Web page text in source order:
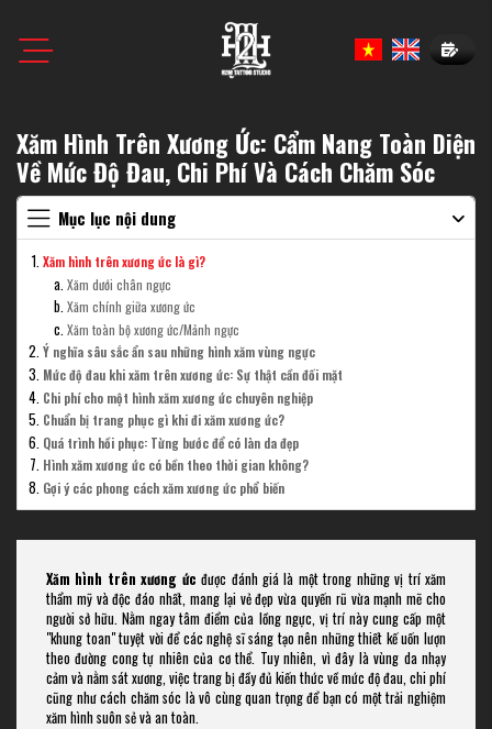
Book
Xăm Hình Trên Xương Ức: Cẩm Nang Toàn Diện
Về Mức Độ Đau, Chi Phí Và Cách Chăm Sóc
Mục lục nội dung
Xăm hình trên xương ức là gì?
Xăm dưới chân ngực
Xăm chính giữa xương ức
Xăm toàn bộ xương ức/Mảnh ngực
Ý nghĩa sâu sắc ẩn sau những hình xăm vùng ngực
Mức độ đau khi xăm trên xương ức: Sự thật cần đối mặt
Chi phí cho một hình xăm xương ức chuyên nghiệp
Chuẩn bị trang phục gì khi đi xăm xương ức?
Quá trình hồi phục: Từng bước để có làn da đẹp
Hình xăm xương ức có bền theo thời gian không?
Gợi ý các phong cách xăm xương ức phổ biến
Xăm hình trên xương ứcđược đánh giá là một trong những vị trí xăm
thẩm mỹ và độc đáo nhất, mang lại vẻ đẹp vừa quyến rũ vừa mạnh mẽ cho
người sở hữu. Nằm ngay tâm điểm của lồng ngực, vị trí này cung cấp một
"khung toan" tuyệt vời để các nghệ sĩ sáng tạo nên những thiết kế uốn lượn
theo đường cong tự nhiên của cơ thể. Tuy nhiên, vì đây là vùng da nhạy
cảm và nằm sát xương, việc trang bị đầy đủ kiến thức về mức độ đau, chi phí
cũng như cách chăm sóc là vô cùng quan trọng để bạn có một trải nghiệm
xăm hình suôn sẻ và an toàn.